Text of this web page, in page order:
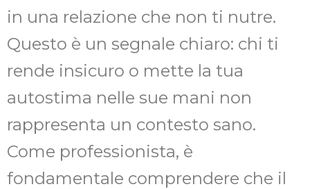
in una relazione che non ti nutre.
Questo è un segnale chiaro: chi ti
rende insicuro o mette la tua
autostima nelle sue mani non
rappresenta un contesto sano.
Come professionista, è
fondamentale comprendere che il